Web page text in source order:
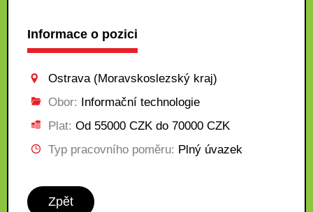
Informace o pozici
Ostrava (Moravskoslezský kraj)
Obor: Informační technologie
Plat: Od 55000 CZK do 70000 CZK
Typ pracovního poměru: Plný úvazek
Zpět